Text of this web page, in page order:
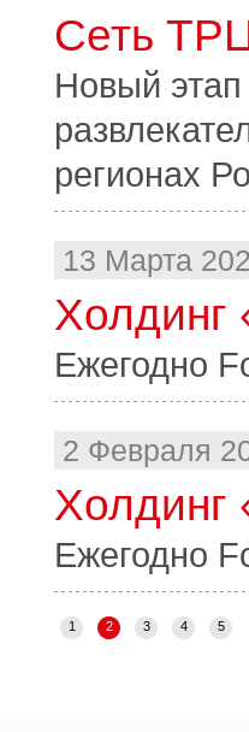
Сеть
Новый
регионах
13 Марта
Холдинг
Ежегодно
2 Февраля
Ежегодно
1 2 3 4 5